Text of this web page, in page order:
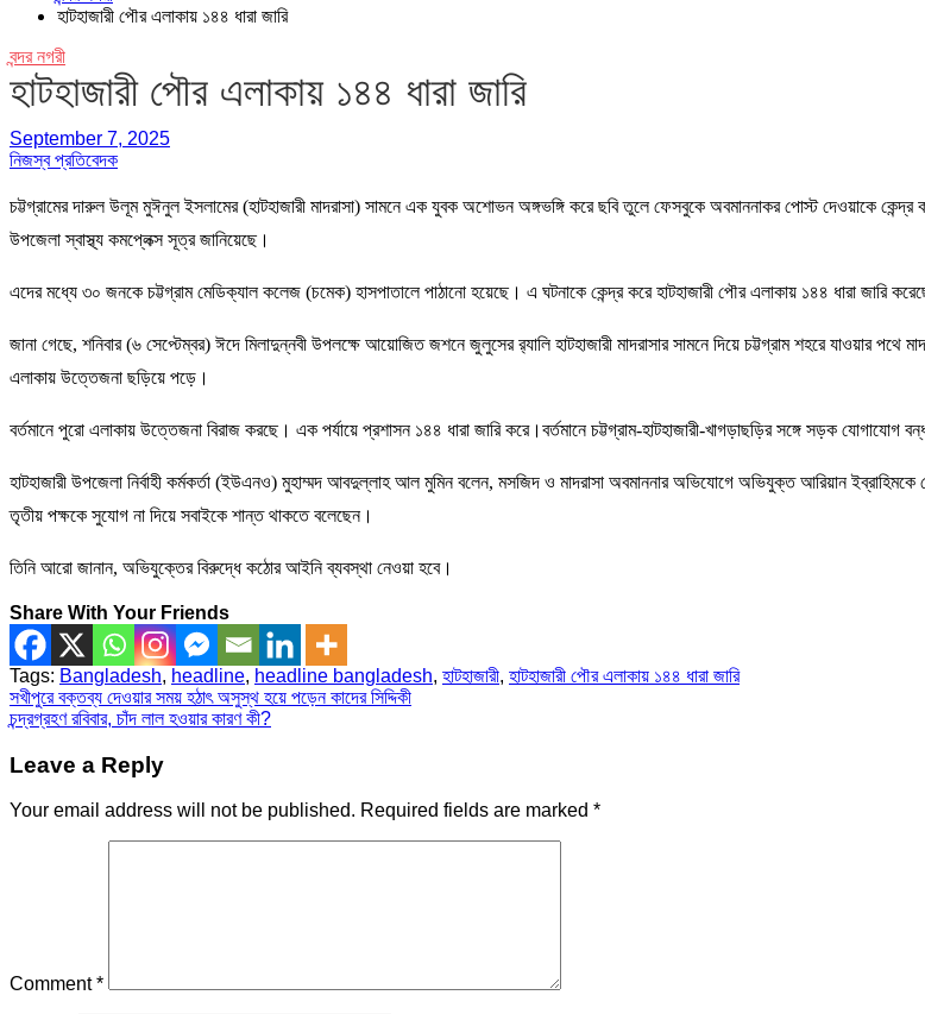
হাটহাজারী পৌর এলাকায় ১৪৪ ধারা জারি
বন্দর নগরী
হাটহাজারী পৌর এলাকায় ১৪৪ ধারা জারি
September 7, 2025
নিজস্ব প্রতিবেদক
চট্টগ্রামের দারুল উলূম মুঈনুল ইসলামের (হাটহাজারী মাদরাসা) সামনে এক যুবক অশোভন অঙ্গভঙ্গি করে ছবি তুলে ফেসবুকে অবমাননাকর পোস্ট দেওয়াকে
উপজেলা স্বাস্থ্য কমপ্লেক্স সূত্র জানিয়েছে।
এদের মধ্যে ৩০ জনকে চট্টগ্রাম মেডিক্যাল কলেজ (চমেক) হাসপাতালে পাঠানো হয়েছে। এ ঘটনাকে কেন্দ্র করে হাটহাজারী পৌর এলাকায় ১৪৪ ধারা জারি
জানা গেছে, শনিবার (৬ সেপ্টেম্বর) ঈদে মিলাদুন্নবী উপলক্ষে আয়োজিত জশনে জুলুসের র‌্যালি হাটহাজারী মাদরাসার সামনে দিয়ে চট্টগ্রাম শহরে যাওয়ার
এলাকায় উত্তেজনা ছড়িয়ে পড়ে।
বর্তমানে পুরো এলাকায় উত্তেজনা বিরাজ করছে। এক পর্যায়ে প্রশাসন ১৪৪ ধারা জারি করে।বর্তমানে চট্টগ্রাম-হাটহাজারী-খাগড়াছড়ির সঙ্গে সড়ক যোগাযোগ
হাটহাজারী উপজেলা নির্বাহী কর্মকর্তা (ইউএনও) মুহাম্মদ আবদুল্লাহ আল মুমিন বলেন, মসজিদ ও মাদরাসা অবমাননার অভিযোগে অভিযুক্ত আরিয়ান
তৃতীয় পক্ষকে সুযোগ না দিয়ে সবাইকে শান্ত থাকতে বলেছেন।
তিনি আরো জানান, অভিযুক্তের বিরুদ্ধে কঠোর আইনি ব্যবস্থা নেওয়া হবে।
Share With Your Friends
Tags: Bangladesh, headline, headline bangladesh, হাটহাজারী, হাটহাজারী পৌর এলাকায় ১৪৪ ধারা জারি
Post
navigation
সখীপুরে বক্তব্য দেওয়ার সময় হঠাৎ অসুস্থ হয়ে পড়েন কাদের সিদ্দিকী
চন্দ্রগ্রহণ রবিবার, চাঁদ লাল হওয়ার কারণ কী?
Leave a Reply
Your email address will not be published. Required fields are marked *
Comment*